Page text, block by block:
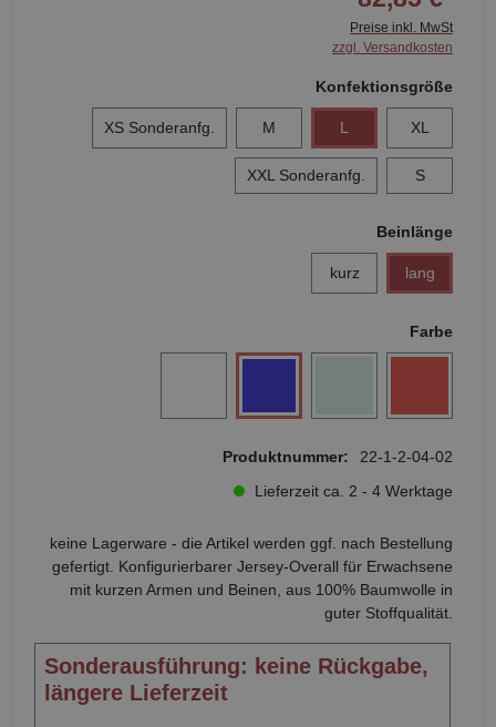
Preise inkl. MwSt
zzgl. Versandkosten
Produktnummer:
22-1-2-04-02
Lieferzeit ca. 2 - 4 Werktage
keine Lagerware - die Artikel werden ggf. nach Bestellung
gefertigt. Konfigurierbarer Jersey-Overall für Erwachsene
mit kurzen Armen und Beinen, aus 100% Baumwolle in
guter Stoffqualität.
Farbe
Beinlänge
kurz lang
Konfektionsgröße
XS Sonderanfg. M L XL
XXL Sonderanfg. S
Sonderausführung: keine Rückgabe,
längere Lieferzeit